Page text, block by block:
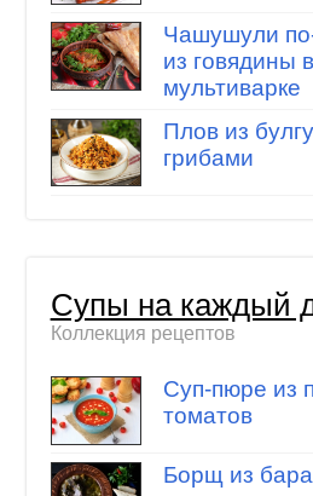
Чашушули
из говядины в
мультиварке
Плов из
грибами
Супы на каждый
Коллекция рецептов
Суп-пюре из
томатов
Борщ из